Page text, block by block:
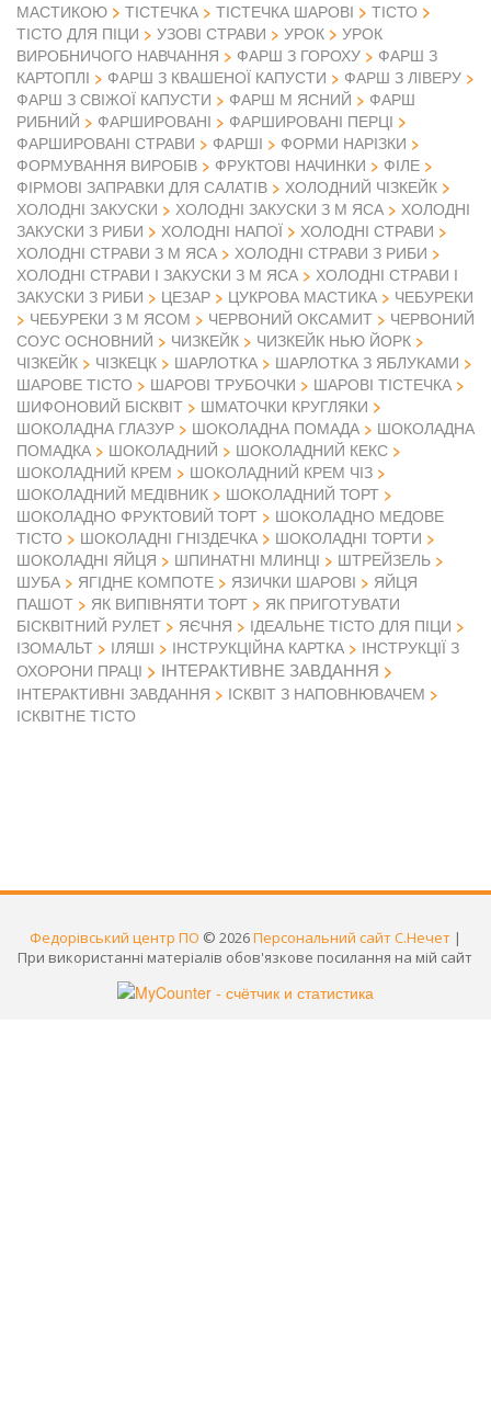
МАСТИКОЮ
ТІСТЕЧКА ТІСТЕЧКА ШАРОВІ
ТІСТО
ТІСТО ДЛЯ ПІЦИ
УЗОВІ СТРАВИ УРОК
УРОК
ВИРОБНИЧОГО НАВЧАННЯ
ФАРШ З ГОРОХУ
ФАРШ З
КАРТОПЛІ
ФАРШ З КВАШЕНОЇ КАПУСТИ
ФАРШ З ЛІВЕРУ
ФАРШ З СВІЖОЇ КАПУСТИ
ФАРШ М ЯСНИЙ
ФАРШ
РИБНИЙ
ФАРШИРОВАНІ
ФАРШИРОВАНІ ПЕРЦІ
ФАРШИРОВАНІ СТРАВИ
ФАРШІ
ФОРМИ НАРІЗКИ
ФОРМУВАННЯ ВИРОБІВ
ФРУКТОВІ НАЧИНКИ
ФІЛЕ
ФІРМОВІ ЗАПРАВКИ ДЛЯ САЛАТІВ
ХОЛОДНИЙ ЧІЗКЕЙК
ХОЛОДНІ ЗАКУСКИ
ХОЛОДНІ ЗАКУСКИ З М ЯСА
ХОЛОДНІ
ЗАКУСКИ З РИБИ
ХОЛОДНІ НАПОЇ
ХОЛОДНІ СТРАВИ
ХОЛОДНІ СТРАВИ З М ЯСА
ХОЛОДНІ СТРАВИ З РИБИ
ХОЛОДНІ СТРАВИ І ЗАКУСКИ З М ЯСА
ХОЛОДНІ СТРАВИ І
ЗАКУСКИ З РИБИ
ЦЕЗАР ЦУКРОВА МАСТИКА
ЧЕБУРЕКИ
ЧЕБУРЕКИ З М ЯСОМ
ЧЕРВОНИЙ ОКСАМИТ
ЧЕРВОНИЙ
СОУС ОСНОВНИЙ
ЧИЗКЕЙК
ЧИЗКЕЙК НЬЮ ЙОРК
ЧІЗКЕЙК
ЧІЗКЕЦК ШАРЛОТКА
ШАРЛОТКА З ЯБЛУКАМИ
ШАРОВЕ ТІСТО
ШАРОВІ ТРУБОЧКИ
ШАРОВІ ТІСТЕЧКА
ШИФОНОВИЙ БІСКВІТ
ШМАТОЧКИ КРУГЛЯКИ
ШОКОЛАДНА ГЛАЗУР
ШОКОЛАДНА ПОМАДА
ШОКОЛАДНА
ПОМАДКА
ШОКОЛАДНИЙ
ШОКОЛАДНИЙ КЕКС
ШОКОЛАДНИЙ КРЕМ
ШОКОЛАДНИЙ КРЕМ ЧІЗ
ШОКОЛАДНИЙ МЕДІВНИК
ШОКОЛАДНИЙ ТОРТ
ШОКОЛАДНО ФРУКТОВИЙ ТОРТ
ШОКОЛАДНО МЕДОВЕ
ТІСТО
ШОКОЛАДНІ ГНІЗДЕЧКА
ШОКОЛАДНІ ТОРТИ
ШОКОЛАДНІ ЯЙЦЯ
ШПИНАТНІ МЛИНЦІ
ШТРЕЙЗЕЛЬ
ШУБА
ЯГІДНЕ КОМПОТЕ ЯЗИЧКИ ШАРОВІ
ЯЙЦЯ
ПАШОТ
ЯК ВИПІВНЯТИ ТОРТ
ЯК ПРИГОТУВАТИ
БІСКВІТНИЙ РУЛЕТ
ЯЄЧНЯ
ІДЕАЛЬНЕ ТІСТО ДЛЯ ПІЦИ
ІЗОМАЛЬТ
ІЛЯШІ ІНСТРУКЦІЙНА КАРТКА
ІНСТРУКЦІЇ З
ОХОРОНИ ПРАЦІ
ІНТЕРАКТИВНЕ ЗАВДАННЯ
ІНТЕРАКТИВНІ ЗАВДАННЯ
ІСКВІТ З НАПОВНЮВАЧЕМ
ІСКВІТНЕ ТІСТО
Федорівський центр ПО © 2026Персональний сайт С.Нечет |
При використанні матеріалів обов'язкове посилання на мій сайт